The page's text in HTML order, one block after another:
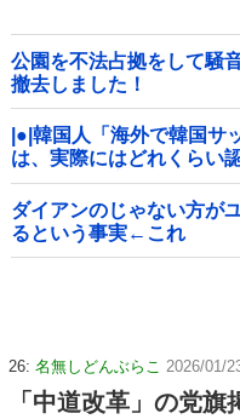
公園を不法占拠をして騒
撤去しました！
|●|韓国人「海外で韓国サ
は、実際にはどれくらい
＝韓国の反応
ダイアンのじゃない方が
るという事実←これ
26: 名無しどんぶらこ 2026/01/
「中道改革」の党